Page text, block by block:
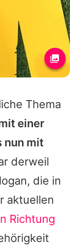
Thema
einer
nun mit
derweil
die in
aktuellen
Richtung